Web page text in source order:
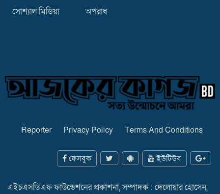
সোশ্যাল মিডিয়া
অপরাধ
Reporter Privacy Policy Terms And Conditions
ফেসবুক ইউটিউব
এইচএসডিএফ ফাউন্ডেশনের প্রকাশনা, সম্পাদক : দেলোয়ার হোসেন,